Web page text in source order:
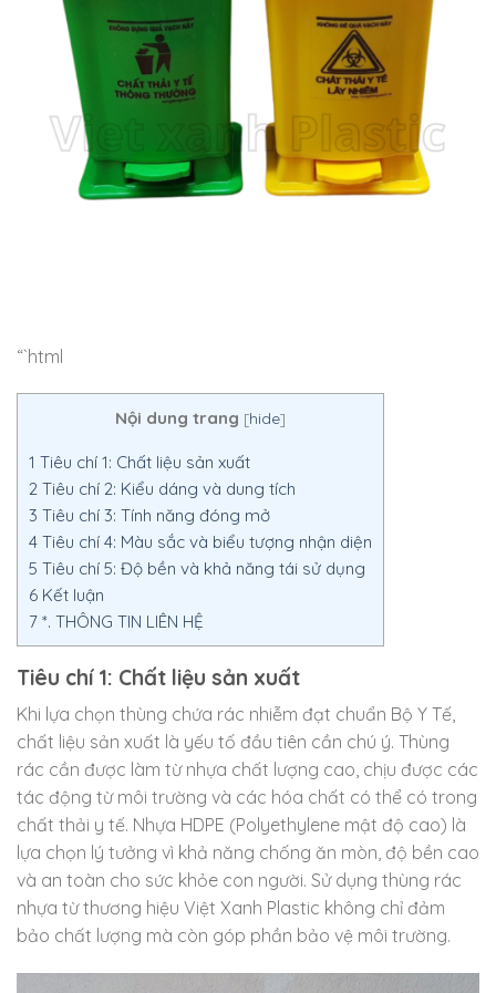
“`html
Nội dung trang [hide]
1 Tiêu chí 1: Chất liệu sản xuất
2 Tiêu chí 2: Kiểu dáng và dung tích
3 Tiêu chí 3: Tính năng đóng mở
4 Tiêu chí 4: Màu sắc và biểu tượng nhận diện
5 Tiêu chí 5: Độ bền và khả năng tái sử dụng
6 Kết luận
7 *. THÔNG TIN LIÊN HỆ
Tiêu chí 1: Chất liệu sản xuất
Khi lựa chọn thùng chứa rác nhiễm đạt chuẩn Bộ Y Tế,
chất liệu sản xuất là yếu tố đầu tiên cần chú ý. Thùng
rác cần được làm từ nhựa chất lượng cao, chịu được các
tác động từ môi trường và các hóa chất có thể có trong
chất thải y tế. Nhựa HDPE (Polyethylene mật độ cao) là
lựa chọn lý tưởng vì khả năng chống ăn mòn, độ bền cao
và an toàn cho sức khỏe con người. Sử dụng thùng rác
nhựa từ thương hiệu Việt Xanh Plastic không chỉ đảm
bảo chất lượng mà còn góp phần bảo vệ môi trường.